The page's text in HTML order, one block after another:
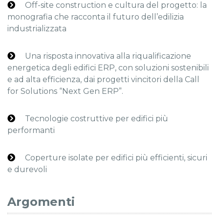
Off-site construction e cultura del progetto: la
monografia che racconta il futuro dell’edilizia
industrializzata
Una risposta innovativa alla riqualificazione
energetica degli edifici ERP, con soluzioni sostenibili
e ad alta efficienza, dai progetti vincitori della Call
for Solutions “Next Gen ERP”.
Tecnologie costruttive per edifici più
performanti
Coperture isolate per edifici più efficienti, sicuri
e durevoli
Argomenti